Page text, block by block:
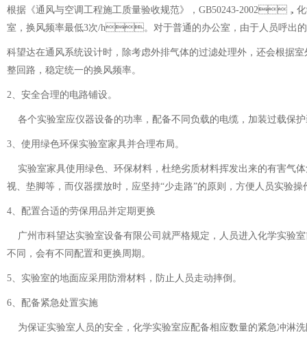
根据《通风与空调工程施工质量验收规范》，GB50243-2002，
室，换风频率最低3次/h。对于普通的办公室，由于人员呼出的
科望达在通风系统设计时，除考虑外排气体的过滤处理外，还会根据
整回路，稳定统一的换风频率。
2、安全合理的电路铺设。
各个实验室应仪器设备的功率，配备不同负载的电缆，加装过载保护
3、 使用绿色环保实验室家具并合理布局。
实验室家具使用绿色、环保材料，杜绝劣质材料挥发出来的有害气体危
视、垫脚等，而仪器摆放时，应坚持“少走路”的原则，方便人员实验
4、 配置合适的劳保用品并定期更换
广州市科望达实验室设备有限公司就严格规定，人员进入化学实验室前
不同，会有不同配置和更换周期。
5、 实验室的地面应采用防滑材料，防止人员走动摔倒。
6、 配备紧急处置实施
为保证实验室人员的安全，化学实验室应配备相应数量的紧急冲淋洗